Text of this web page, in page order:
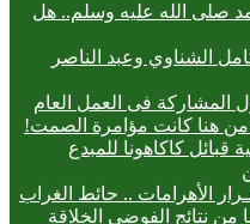
صلى الله عليه وسلم.. هل
الشناوي وعبد الناصر
المشاركة فى العمل العام
هنا كانت مؤامرة الصمت!
قبائل كاكاهونا للمبدع
الأهرامات .. حائط الغراب
من نتائج الفوضى الخلاقة